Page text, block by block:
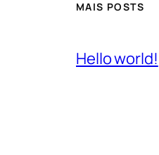
MAIS POSTS
Hello world!